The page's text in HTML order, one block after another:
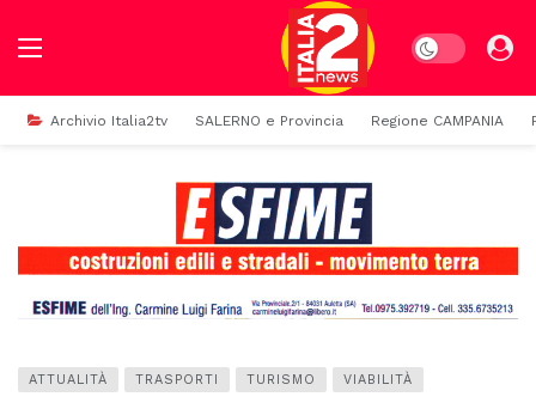
Dark mode
Archivio Italia2tv SALERNO e Provincia Regione CAMPANIA
ATTUALITÀ TRASPORTI TURISMO VIABILITÀ